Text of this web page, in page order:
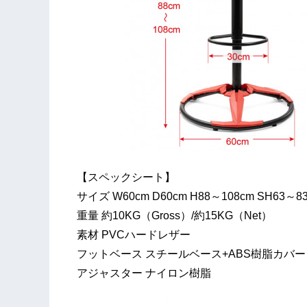
【スペックシート】
サイズ W60cm D60cm H88～108cm SH63～
重量 約10KG（Gross）/約15KG（Net）
素材 PVCハードレザー
フットベース スチールベース+ABS樹脂カバー
アジャスター ナイロン樹脂